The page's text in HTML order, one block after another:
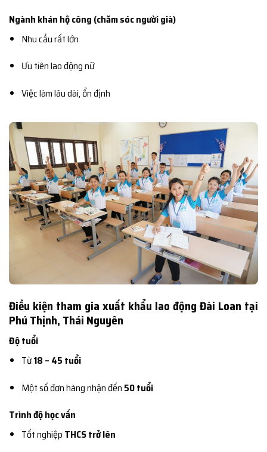
Ngành khán hộ công (chăm sóc người già)
Nhu cầu rất lớn
Ưu tiên lao động nữ
Việc làm lâu dài, ổn định
Điều kiện tham gia xuất khẩu lao động Đài Loan tại
Phú Thịnh, Thái Nguyên
Độ tuổi
Từ18 – 45 tuổi
Một số đơn hàng nhận đến 50 tuổi
Trình độ học vấn
Tốt nghiệp THCS trở lên